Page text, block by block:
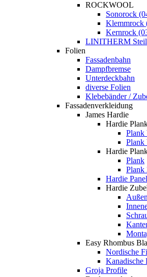
ROCKWOOL
Sonorock
Klemmrock
Kernrock
LINITHERM
Folien
Fassadenbahn
Dampfbremse
Unterdeckbahn
diverse Folien
Klebebänder /
Fassadenverkleidung
James Hardie
Hardie
Plank
Hardie
Plank
Plank
Hardie Panel
Hardie
Easy Rhombus
Nordische
Kanadische
Groja Profile